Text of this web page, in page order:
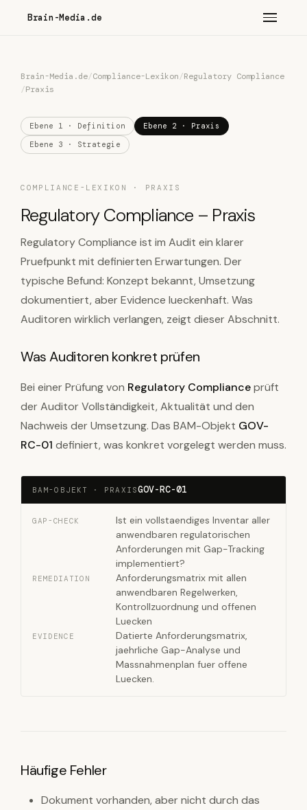
Brain-Media.de
Brain-Media.de/Compliance-Lexikon/Regulatory Compliance
/Praxis
Ebene 1 · Definition
Ebene 2 · Praxis
Ebene 3 · Strategie
COMPLIANCE-LEXIKON · PRAXIS
Regulatory Compliance – Praxis
Regulatory Compliance ist im Audit ein klarer
Pruefpunkt mit definierten Erwartungen. Der
typische Befund: Konzept bekannt, Umsetzung
dokumentiert, aber Evidence lueckenhaft. Was
Auditoren wirklich verlangen, zeigt dieser Abschnitt.
Was Auditoren konkret prüfen
Bei einer Prüfung von Regulatory Complianceprüft
der Auditor Vollständigkeit, Aktualität und den
Nachweis der Umsetzung. Das BAM-Objekt GOV-
RC-01 definiert, was konkret vorgelegt werden muss.
BAM-OBJEKT · PRAXISGOV-RC-01
GAP-CHECK
Ist ein vollstaendiges Inventar aller
anwendbaren regulatorischen
Anforderungen mit Gap-Tracking
implementiert?
REMEDIATION
Anforderungsmatrix mit allen
anwendbaren Regelwerken,
Kontrollzuordnung und offenen
Luecken
EVIDENCE
Datierte Anforderungsmatrix,
jaehrliche Gap-Analyse und
Massnahmenplan fuer offene
Luecken.
Häufige Fehler
Dokument vorhanden, aber nicht durch das